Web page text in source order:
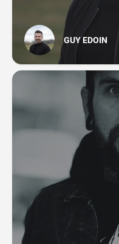
GUY EDOIN